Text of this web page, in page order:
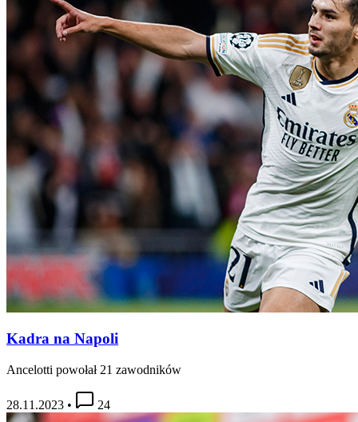
Kadra na Napoli
Ancelotti powołał 21 zawodników
28.11.2023 • 24